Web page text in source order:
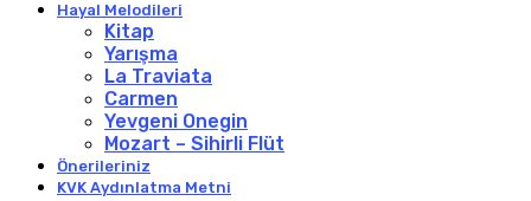
Hayal Melodileri
Kitap
Yarışma
La Traviata
Carmen
Yevgeni Onegin
Mozart – Sihirli Flüt
Önerileriniz
KVK Aydınlatma Metni